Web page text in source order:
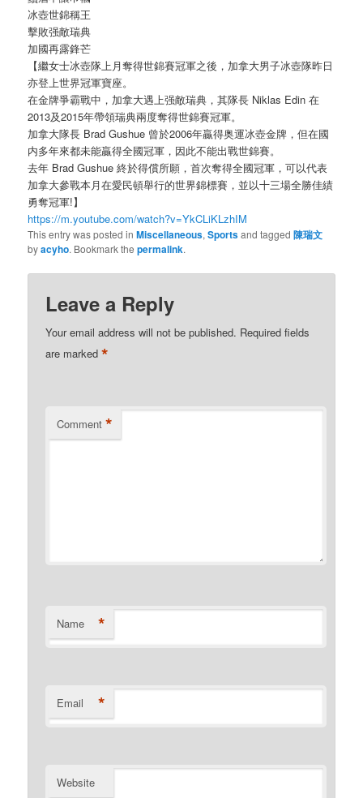
冰壺世錦稱王
擊敗强敵瑞典
加國再露鋒芒
【繼女士冰壺隊上月奪得世錦賽冠軍之後，加拿大男子冰壺隊昨日
亦登上世界冠軍寶座。
在金牌爭霸戰中，加拿大遇上强敵瑞典，其隊長 Niklas Edin 在
2013及2015年帶領瑞典兩度奪得世錦賽冠軍。
加拿大隊長 Brad Gushue 曾於2006年贏得奥運冰壺金牌，但在國
内多年來都未能贏得全國冠軍，因此不能出戰世錦賽。
去年 Brad Gushue 終於得償所願，首次奪得全國冠軍，可以代表
加拿大參戰本月在愛民頓舉行的世界錦標賽，並以十三場全勝佳績
勇奪冠軍!】
https://m.youtube.com/watch?v=YkCLiKLzhIM
This entry was posted inMiscellaneous,Sportsand tagged陳瑞文
byacyho. Bookmark thepermalink.
Leave a Reply
Your email address will not be published. Required fields
are marked*
Comment *
Name *
Email *
Website